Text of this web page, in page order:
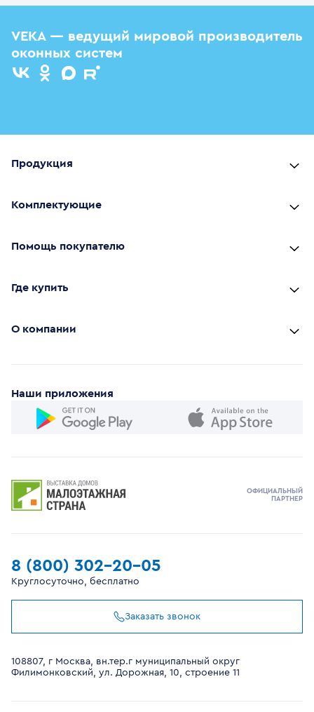
VEKA — ведущий мировой производитель
оконных систем
Продукция
Комплектующие
Помощь покупателю
Где купить
О компании
Наши приложения
8 (800) 302-20-05
Круглосуточно, бесплатно
Заказать звонок
ОФИЦИАЛЬНЫЙ
ПАРТНЕР
108807, г Москва, вн.тер.г муниципальный округ
Филимонковский, ул. Дорожная, 10, строение 11